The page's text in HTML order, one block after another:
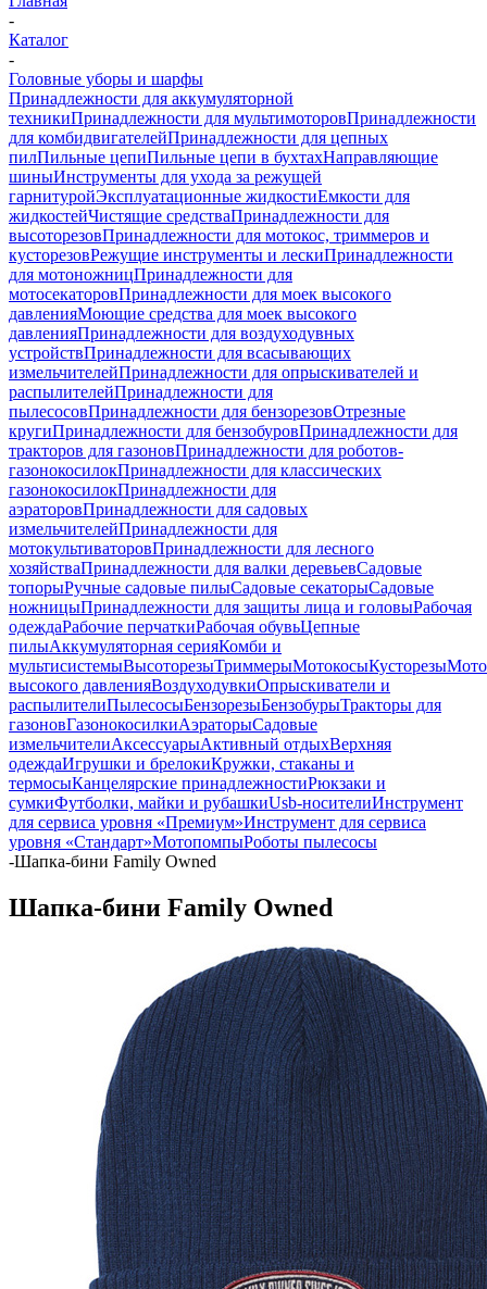
-
Каталог
-
Головные уборы и шарфы
Принадлежности для аккумуляторной
техникиПринадлежности для мультимоторовПринадлежности
для комбидвигателейПринадлежности для цепных
пилПильные цепиПильные цепи в бухтахНаправляющие
шиныИнструменты для ухода за режущей
гарнитуройЭксплуатационные жидкостиЕмкости для
жидкостейЧистящие средстваПринадлежности для
высоторезовПринадлежности для мотокос, триммеров и
кусторезовРежущие инструменты и лескиПринадлежности
для мотоножницПринадлежности для
мотосекаторовПринадлежности для моек высокого
давленияМоющие средства для моек высокого
давленияПринадлежности для воздуходувных
устройствПринадлежности для всасывающих
измельчителейПринадлежности для опрыскивателей и
распылителейПринадлежности для
пылесосовПринадлежности для бензорезовОтрезные
кругиПринадлежности для бензобуровПринадлежности для
тракторов для газоновПринадлежности для роботов-
газонокосилокПринадлежности для классических
газонокосилокПринадлежности для
аэраторовПринадлежности для садовых
измельчителейПринадлежности для
мотокультиваторовПринадлежности для лесного
хозяйстваПринадлежности для валки деревьевСадовые
топорыРучные садовые пилыСадовые секаторыСадовые
ножницыПринадлежности для защиты лица и головыРабочая
одеждаРабочие перчаткиРабочая обувьЦепные
пилыАккумуляторная серияКомби и
мультисистемыВысоторезыТриммерыМотокосыКусторезы
высокого давленияВоздуходувкиОпрыскиватели и
распылителиПылесосыБензорезыБензобурыТракторы для
газоновГазонокосилкиАэраторыСадовые
измельчителиАксессуарыАктивный отдыхВерхняя
одеждаИгрушки и брелокиКружки, стаканы и
термосыКанцелярские принадлежностиРюкзаки и
сумкиФутболки, майки и рубашкиUsb-носителиИнструмент
для сервиса уровня «Премиум»Инструмент для сервиса
уровня «Стандарт»МотопомпыРоботы пылесосы
-Шапка-бини Family Owned
Шапка-бини Family Owned